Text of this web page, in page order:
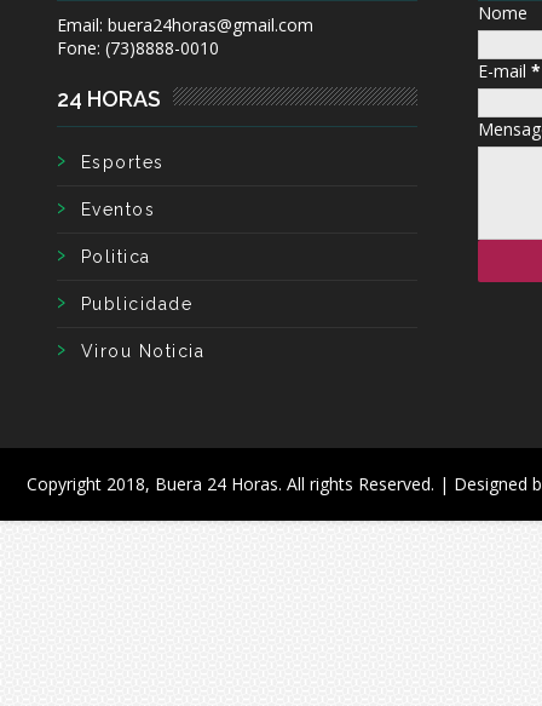
Email: buera24horas@gmail.com
Fone: (73)8888-0010
24 HORAS
Esportes
Eventos
Politica
Publicidade
Virou Noticia
Nome
E-mail *
Copyright 2018, Buera 24 Horas. All rights Reserved. | Designed